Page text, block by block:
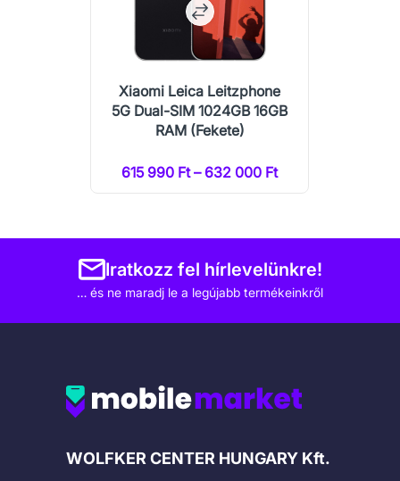
Xiaomi Leica Leitzphone
5G Dual-SIM 1024GB 16GB
RAM (Fekete)
615 990 Ft – 632 000 Ft
Iratkozz fel hírlevelünkre!
… és ne maradj le a legújabb termékeinkről
Cégadatok
WOLFKER CENTER HUNGARY Kft.